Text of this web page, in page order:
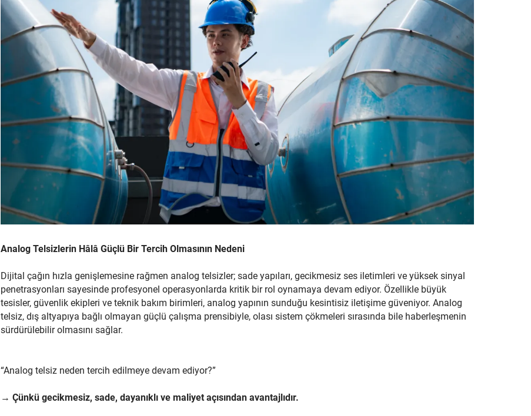
Analog Telsizlerin Hâlâ Güçlü Bir Tercih Olmasının Nedeni
Dijital çağın hızla genişlemesine rağmen analog telsizler; sade yapıları, gecikmesiz ses iletimleri ve yüksek sinyal
penetrasyonları sayesinde profesyonel operasyonlarda kritik bir rol oynamaya devam ediyor. Özellikle büyük
tesisler, güvenlik ekipleri ve teknik bakım birimleri, analog yapının sunduğu kesintisiz iletişime güveniyor. Analog
telsiz, dış altyapıya bağlı olmayan güçlü çalışma prensibiyle, olası sistem çökmeleri sırasında bile haberleşmenin
sürdürülebilir olmasını sağlar.
“Analog telsiz neden tercih edilmeye devam ediyor?”
→ Çünkü gecikmesiz, sade, dayanıklı ve maliyet açısından avantajlıdır.